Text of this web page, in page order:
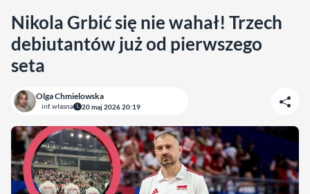
Nikola Grbić się nie wahał! Trzech
debiutantów już od pierwszego
seta
Olga Chmielowska
inf. własna 20 maj 2026 20:19